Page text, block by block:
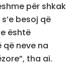
për shkak
besoj që
është
neve na
tha ai.